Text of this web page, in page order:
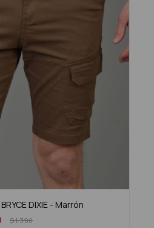
DIXIE - Marrón
$1.390